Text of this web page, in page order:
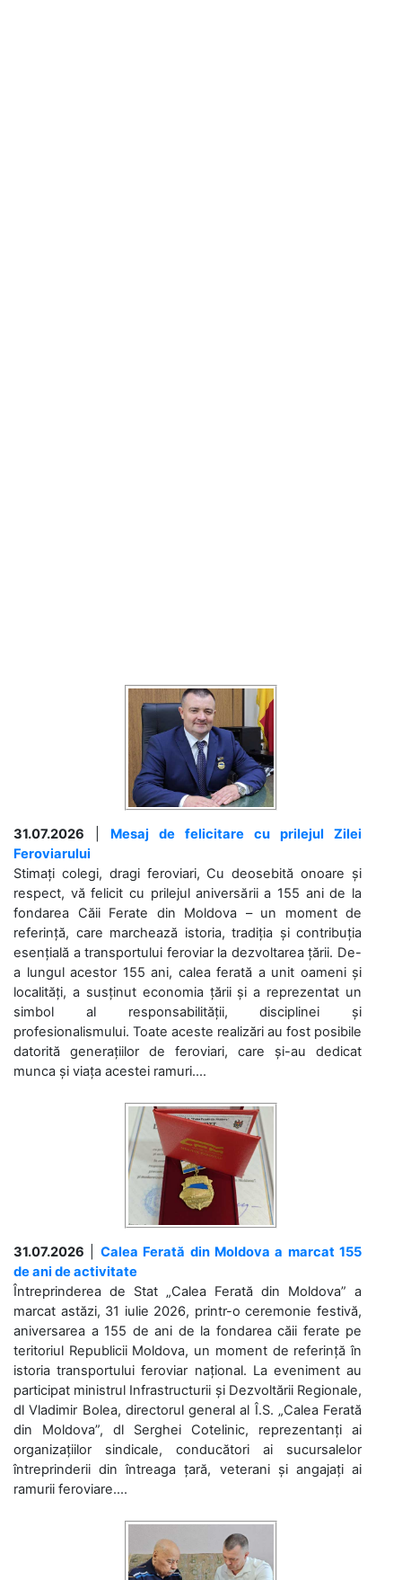
31.07.2026
Mesaj de felicitare cu prilejul Zilei
Feroviarului
Stimați colegi, dragi feroviari, Cu deosebită onoare și
respect, vă felicit cu prilejul aniversării a 155 ani de la
fondarea Căii Ferate din Moldova – un moment de
referință, care marchează istoria, tradiția și contribuția
esențială a transportului feroviar la dezvoltarea țării. De-
a lungul acestor 155 ani, calea ferată a unit oameni și
localități, a susținut economia țării și a reprezentat un
simbol al responsabilității, disciplinei și
profesionalismului. Toate aceste realizări au fost posibile
datorită generațiilor de feroviari, care și-au dedicat
munca și viața acestei ramuri....
31.07.2026
Calea Ferată din Moldova a marcat 155
de ani de activitate
Întreprinderea de Stat „Calea Ferată din Moldova” a
marcat astăzi, 31 iulie 2026, printr-o ceremonie festivă,
aniversarea a 155 de ani de la fondarea căii ferate pe
teritoriul Republicii Moldova, un moment de referință în
istoria transportului feroviar național. La eveniment au
participat ministrul Infrastructurii și Dezvoltării Regionale,
dl Vladimir Bolea, directorul general al Î.S. „Calea Ferată
din Moldova”, dl Serghei Cotelinic, reprezentanți ai
organizațiilor sindicale, conducători ai sucursalelor
întreprinderii din întreaga țară, veterani și angajați ai
ramurii feroviare....